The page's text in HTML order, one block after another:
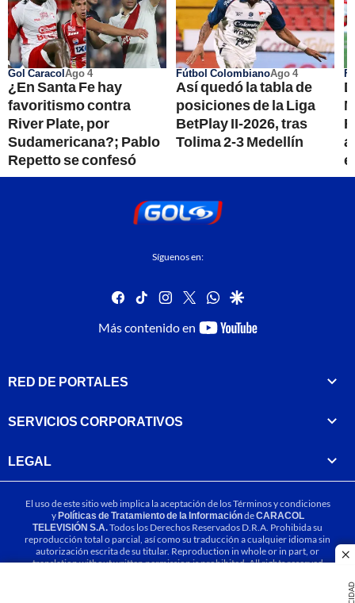
Gol CaracolAgo 4
¿En Santa Fe hay
favoritismo contra
River Plate, por
Sudamericana?; Pablo
Repetto se confesó
Fútbol ColombianoAgo 4
Así quedó la tabla de
posiciones de la Liga
BetPlay II-2026, tras
Tolima 2-3 Medellín
Síguenos en:
facebook
tiktok instagram
twitterwhatsapp
google
Más contenido en
youtube-
RED DE PORTALES
SERVICIOS CORPORATIVOS
LEGAL
El uso de este sitio web implica la aceptación de losTérminos y condiciones
yPolíticas de Tratamiento de la InformacióndeCARACOL
TELEVISIÓN S.A.Todos los Derechos Reservados D.R.A. Prohibida su
reproducción total o parcial, así como su traducción a cualquier idioma sin
autorización escrita de su titular. Reproduction in whole or in part, or
translation without written permission is prohibited. All rights reserved